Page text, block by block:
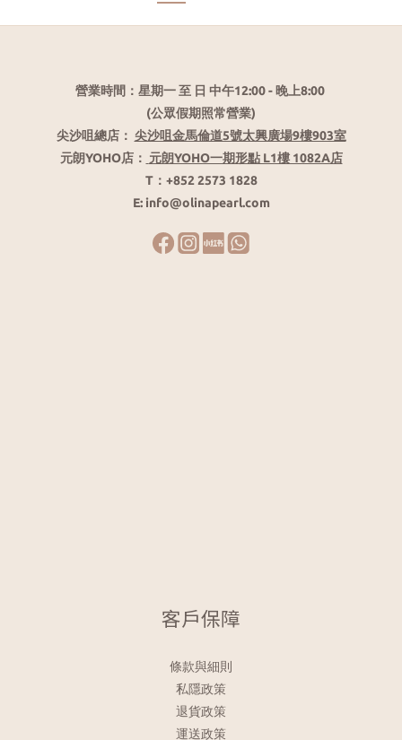
營業時間：星期一 至 日 中午12:00 - 晚上8:00
(公眾假期照常營業)
尖沙咀總店： 尖沙咀金馬倫道5號太興廣場9樓903室
元朗YOHO店： 元朗YOHO一期形點 L1樓 1082A店
T：+852 2573 1828
E: info@olinapearl.com
客戶保障
條款與細則
私隱政策
退貨政策
運送政策